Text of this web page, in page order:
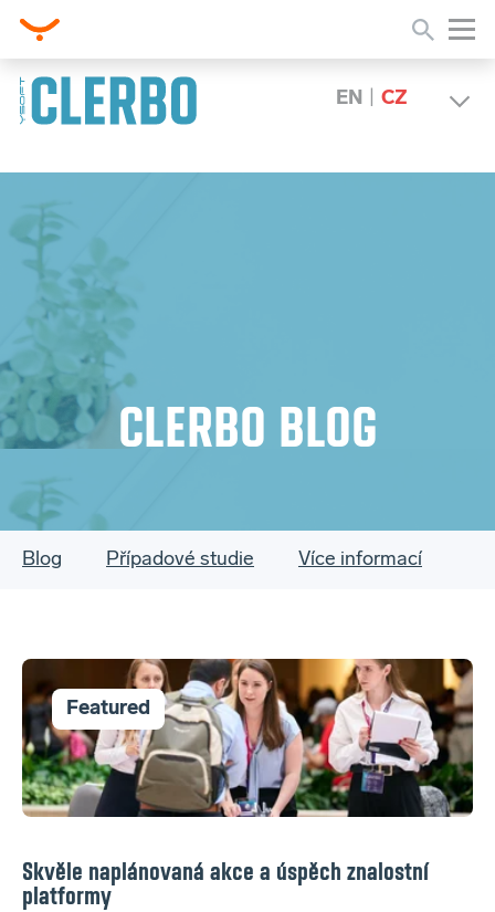
EN CZ
CLERBO BLOG
Blog Případové studie Více informací
Featured
Skvěle naplánovaná akce a úspěch znalostní
platformy